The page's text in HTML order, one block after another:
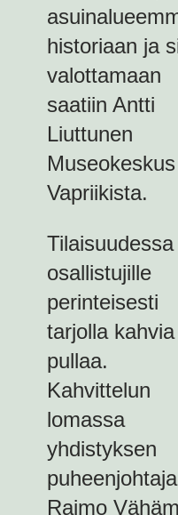
historiaan ja
valottamaan
saatiin Antti
Liuttunen
Museokeskus
Vapriikista.
Tilaisuudessa
osallistujille
perinteisesti
tarjolla
pullaa.
Kahvittelun
lomassa
yhdistyksen
puheenjohtaja
Raimo